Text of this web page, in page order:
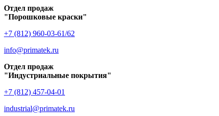
Отдел продаж
"Порошковые краски"
+7 (812) 960-03-61/62
info@primatek.ru
Отдел продаж
"Индустриальные покрытия"
+7 (812) 457-04-01
industrial@primatek.ru